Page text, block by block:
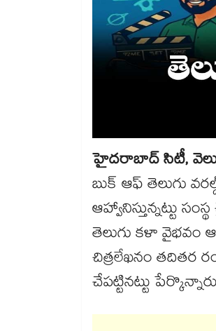
హైదరాబాద్ సిటీ,
బుక్ ఆఫ్ తెలుగు
ఆహ్వానిస్తున్నట్టు
తెలుగు కళా వైభవం
చిత్రలేఖనం తదితర
చేపట్టినట్టు